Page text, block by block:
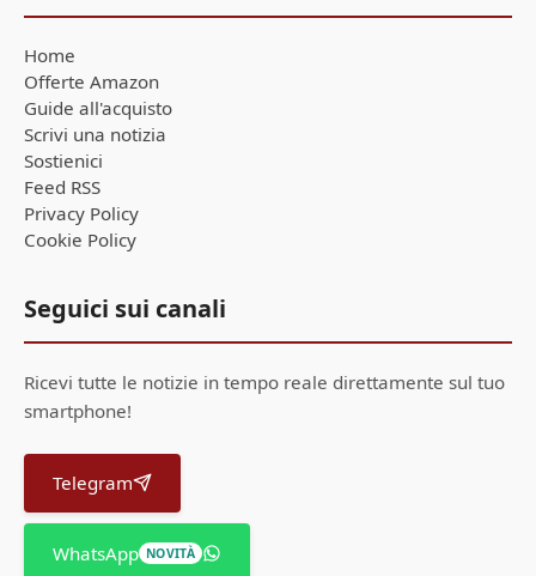
Home
Offerte Amazon
Guide all'acquisto
Scrivi una notizia
Sostienici
Feed RSS
Privacy Policy
Cookie Policy
Seguici sui canali
Ricevi tutte le notizie in tempo reale direttamente sul tuo
smartphone!
Telegram
WhatsApp NOVITÀ